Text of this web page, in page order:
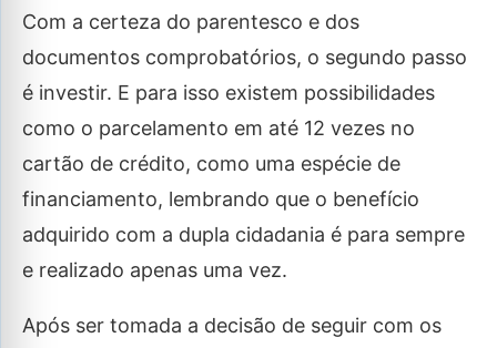
Com a certeza do parentesco e dos
documentos comprobatórios, o segundo passo
é investir. E para isso existem possibilidades
como o parcelamento em até 12 vezes no
cartão de crédito, como uma espécie de
financiamento, lembrando que o benefício
adquirido com a dupla cidadania é para sempre
e realizado apenas uma vez.
Após ser tomada a decisão de seguir com os